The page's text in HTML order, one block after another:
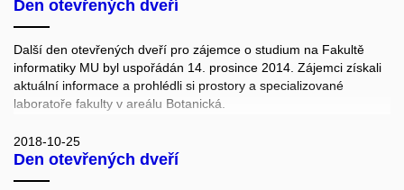
vycestovat? Co vás může čekat až školu dokončíte? Následně
exkurze po laboratořích FI.
Den otevřených dveří
Další den otevřených dveří pro zájemce o studium na Fakultě
informatiky MU byl uspořádán 14. prosince 2014. Zájemci získali
aktuální informace a prohlédli si prostory a specializované
laboratoře fakulty v areálu Botanická.
2018-10-25
Den otevřených dveří